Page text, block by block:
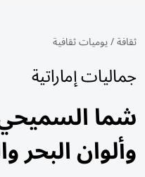
ثقافة/يوميات ثقافية
جماليات إماراتية
شما
وألوان البحر